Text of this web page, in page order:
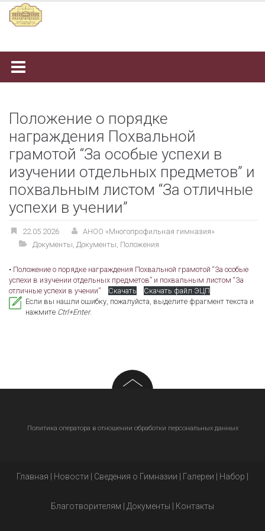
Наверх
Положение о порядке
награждения Похвальной
грамотой “За особые успехи в
изучении отдельных предметов” и
похвальным листом “За отличные
успехи в учении”
22.05.2026
АНОО «Многопрофильная гимназия»
Документы Документы Положения
• Положение о порядке награждения Похвальной грамотой “За особые
успехи в изучении отдельных предметов” и похвальным листом “За
отличные успехи в учении”
Скачать
Скачать файл ЭЦП
Если вы нашли ошибку, пожалуйста, выделите фрагмент текста и
нажмите Ctrl+Enter.
Политика оператора в отношении обработки персональных данных
Главная | Новости | Сведения о Гимназии | Галереи | Набор |
Благотворителям | Документы | Контакты